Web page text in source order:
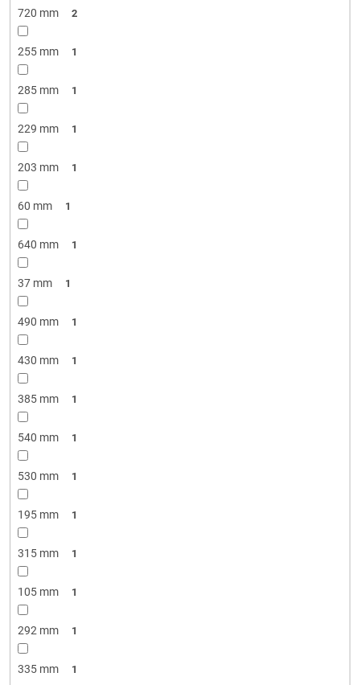
720 mm 2
255 mm 1
285 mm 1
229 mm 1
203 mm 1
60 mm 1
640 mm 1
37 mm 1
490 mm 1
430 mm 1
385 mm 1
540 mm 1
530 mm 1
195 mm 1
315 mm 1
105 mm 1
292 mm 1
335 mm 1